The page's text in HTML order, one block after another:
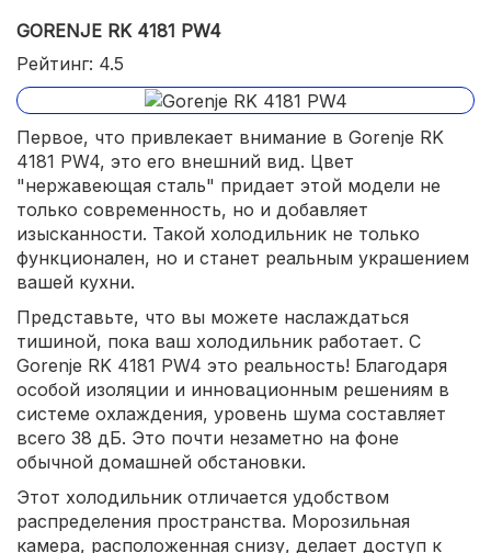
GORENJE RK 4181 PW4
Рейтинг: 4.5
Первое, что привлекает внимание в Gorenje RK
4181 PW4, это его внешний вид. Цвет
"нержавеющая сталь" придает этой модели не
только современность, но и добавляет
изысканности. Такой холодильник не только
функционален, но и станет реальным украшением
вашей кухни.
Представьте, что вы можете наслаждаться
тишиной, пока ваш холодильник работает. С
Gorenje RK 4181 PW4 это реальность! Благодаря
особой изоляции и инновационным решениям в
системе охлаждения, уровень шума составляет
всего 38 дБ. Это почти незаметно на фоне
обычной домашней обстановки.
Этот холодильник отличается удобством
распределения пространства. Морозильная
камера, расположенная снизу, делает доступ к